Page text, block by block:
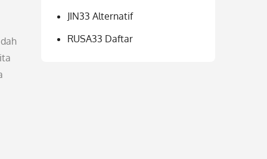
JIN33 Alternatif
RUSA33 Daftar